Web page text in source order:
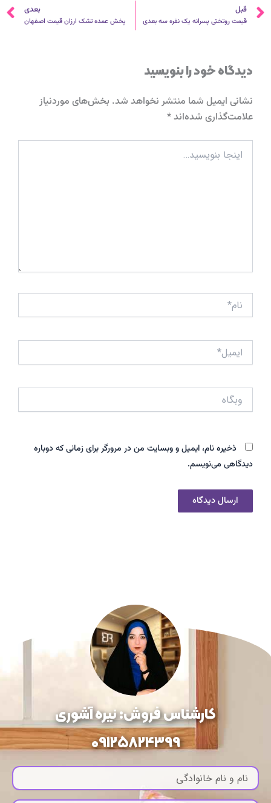
قبلی
قبل
قیمت روتختی پسرانه یک نفره سه بعدی
بعدی
پخش عمده تشک ارزان قیمت اصفهان
دیدگاه‌ خود را بنویسید
نشانی ایمیل شما منتشر نخواهد شد. بخش‌های موردنیاز
علامت‌گذاری شده‌اند*
بنویسید…
ایمیل*
ذخیره نام، ایمیل و وبسایت من در مرورگر برای زمانی که دوباره
دیدگاهی می‌نویسم.
کارشناس فروش: نیره آشوری
09125824399